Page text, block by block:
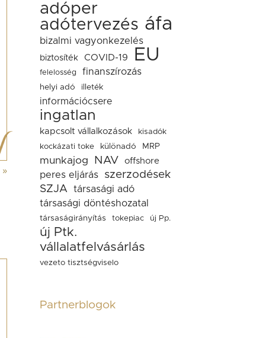
»
adóper
adótervezés áfa
bizalmi vagyonkezelés
biztosíték COVID-19 EU
felelosség finanszírozás
helyi adó illeték
információcsere
ingatlan
kapcsolt vállalkozások
kisadók
kockázati toke
különadó MRP
munkajog NAV offshore
peres eljárás
szerzodések
SZJA
társasági adó
társasági döntéshozatal
társaságirányítás tokepiac új Pp.
új Ptk.
vállalatfelvásárlás
vezeto tisztségviselo
Partnerblogok